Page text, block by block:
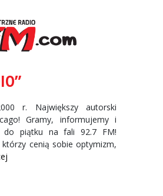
r. Największy autorski
Gramy, informujemy i
do piątku na fali 92.7 FM!
cenią sobie optymizm,
Informacje Giełdowe